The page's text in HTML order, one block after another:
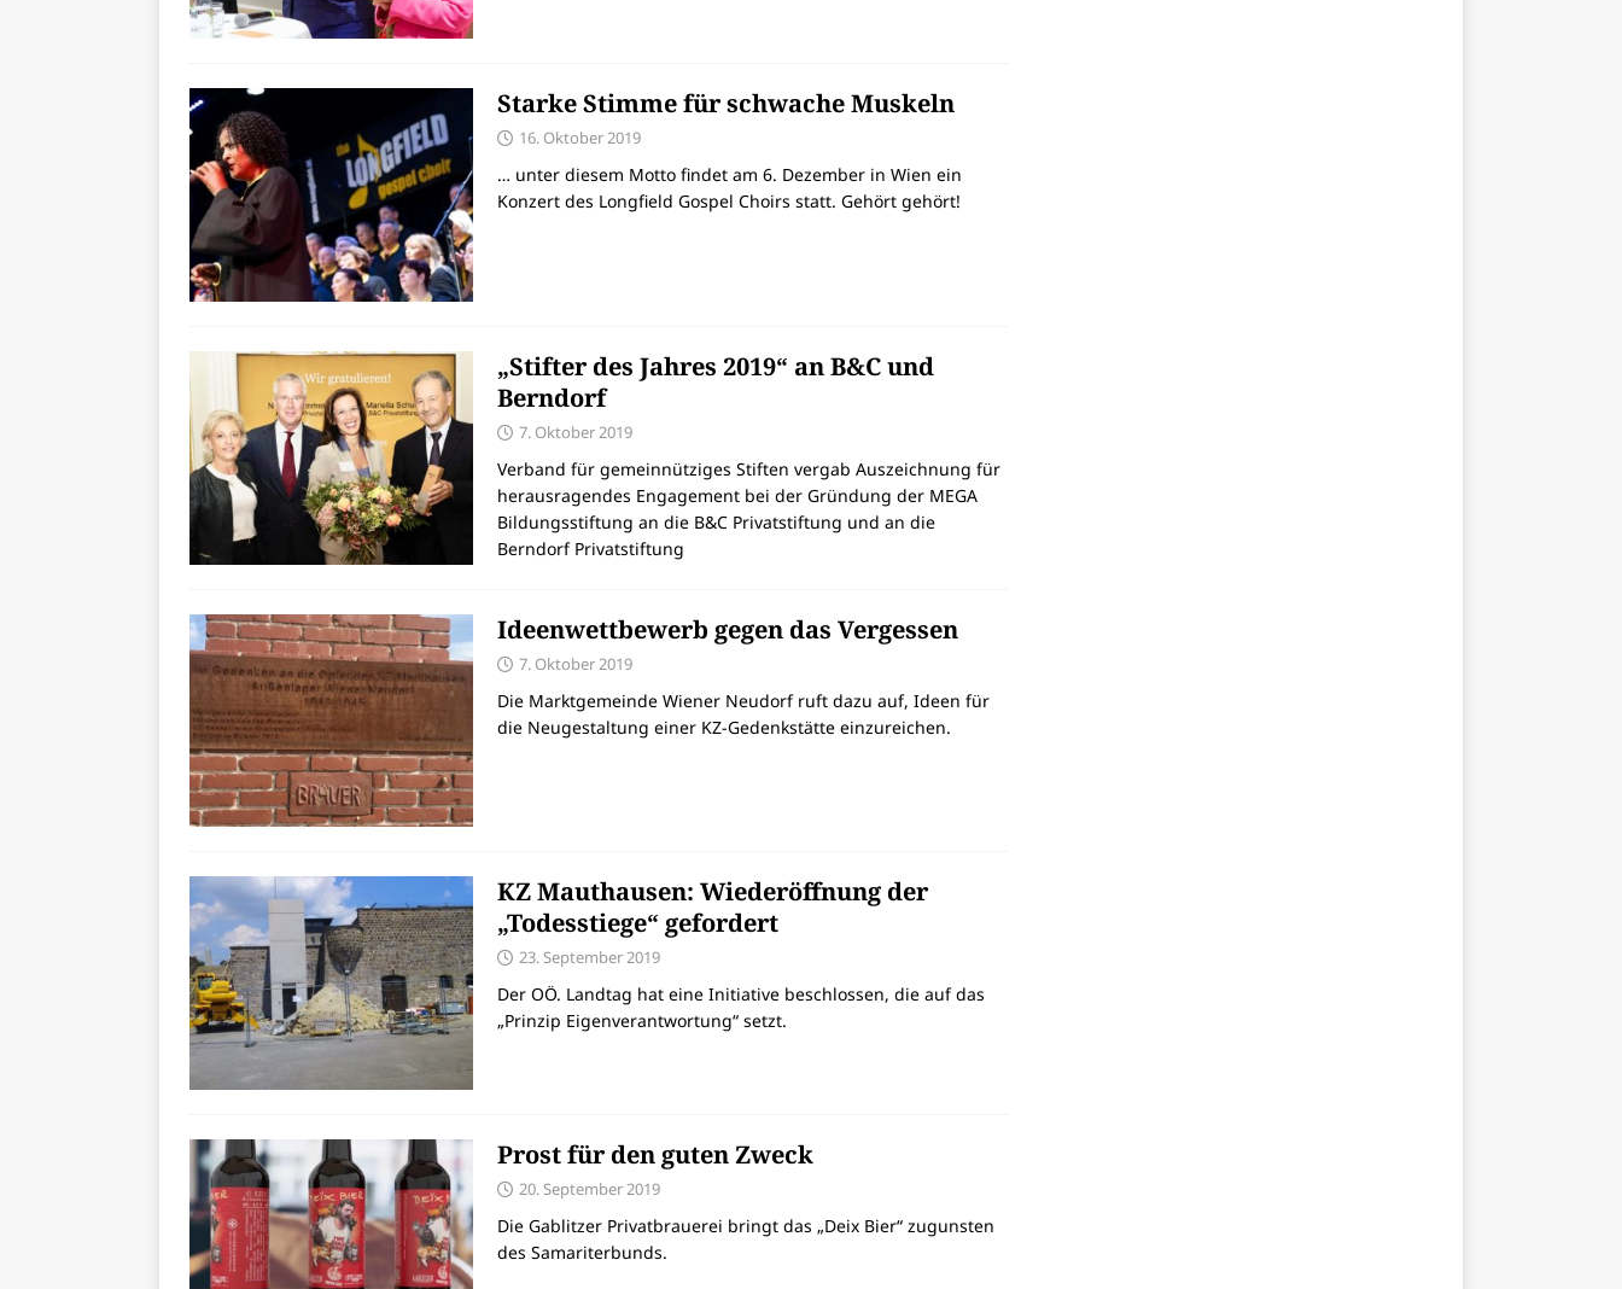
Starke Stimme für schwache Muskeln
16. Oktober 2019
… unter diesem Motto findet am 6. Dezember in Wien ein
Konzert des Longfield Gospel Choirs statt. Gehört gehört!
„Stifter des Jahres 2019“ an B&C und
Berndorf
7. Oktober 2019
Verband für gemeinnütziges Stiften vergab Auszeichnung für
herausragendes Engagement bei der Gründung der MEGA
Bildungsstiftung an die B&C Privatstiftung und an die
Berndorf Privatstiftung
Ideenwettbewerb gegen das Vergessen
7. Oktober 2019
Die Marktgemeinde Wiener Neudorf ruft dazu auf, Ideen für
die Neugestaltung einer KZ-Gedenkstätte einzureichen.
KZ Mauthausen: Wiederöffnung der
„Todesstiege“ gefordert
23. September 2019
Der OÖ. Landtag hat eine Initiative beschlossen, die auf das
„Prinzip Eigenverantwortung“ setzt.
Prost für den guten Zweck
20. September 2019
Die Gablitzer Privatbrauerei bringt das „Deix Bier“ zugunsten
des Samariterbunds.